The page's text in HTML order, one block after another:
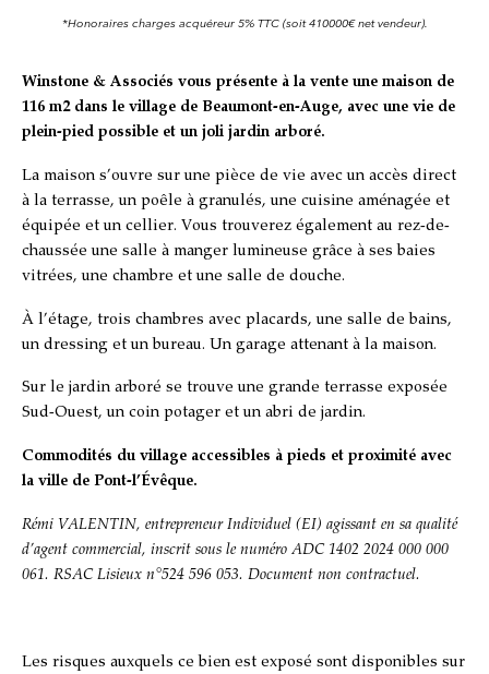
*Honoraires charges acquéreur 5% TTC (soit 410000€ net vendeur).
Winstone & Associés vous présente à la vente une maison de
116 m2 dans le village de Beaumont-en-Auge, avec une vie de
plein-pied possible et un joli jardin arboré.
La maison s’ouvre sur une pièce de vie avec un accès direct
à la terrasse, un poêle à granulés, une cuisine aménagée et
équipée et un cellier. Vous trouverez également au rez-de-
chaussée une salle à manger lumineuse grâce à ses baies
vitrées, une chambre et une salle de douche.
À l’étage, trois chambres avec placards, une salle de bains,
un dressing et un bureau. Un garage attenant à la maison.
Sur le jardin arboré se trouve une grande terrasse exposée
Sud-Ouest, un coin potager et un abri de jardin.
Commodités du village accessibles à pieds et proximité avec
la ville de Pont-l’Évêque.
Rémi VALENTIN, entrepreneur Individuel (EI) agissant en sa qualité
d’agent commercial, inscrit sous le numéro ADC 1402 2024 000 000
061. RSAC Lisieux n°524 596 053. Document non contractuel.
Les risques auxquels ce bien est exposé sont disponibles sur